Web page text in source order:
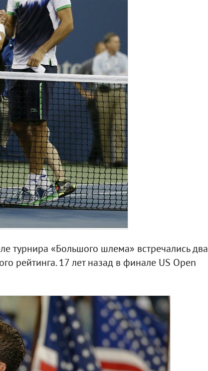
турнира «Большого шлема» встречались два
рейтинга. 17 лет назад в финале US Open